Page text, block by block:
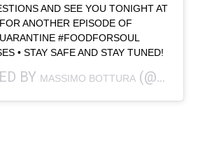
AND SEE YOU TONIGHT AT
ANOTHER EPISODE OF
#FOODFORSOUL
• STAY SAFE AND STAY TUNED!
BY MASSIMO BOTTURA (@MASSIMOBOTTURA) ON